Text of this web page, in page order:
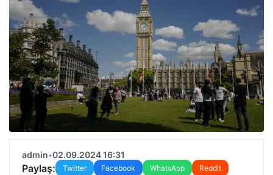
admin•02.09.2024 16:31
Paylaş: Twitter Facebook WhatsApp
Reddit